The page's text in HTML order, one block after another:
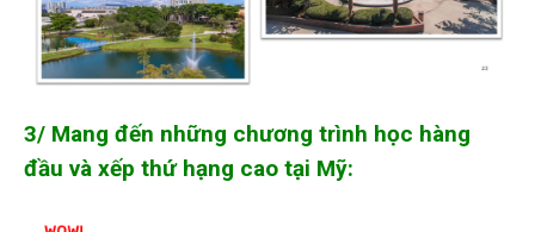
3/ Mang đến những chương trình học hàng
đầu và xếp thứ hạng cao tại Mỹ: